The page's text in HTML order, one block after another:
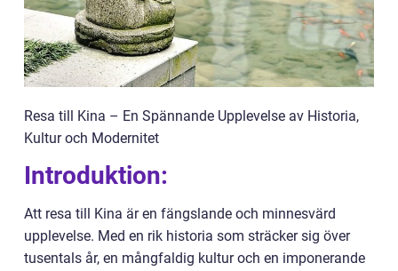
Resa till Kina – En Spännande Upplevelse av Historia,
Kultur och Modernitet
Introduktion:
Att resa till Kina är en fängslande och minnesvärd
upplevelse. Med en rik historia som sträcker sig över
tusentals år, en mångfaldig kultur och en imponerande